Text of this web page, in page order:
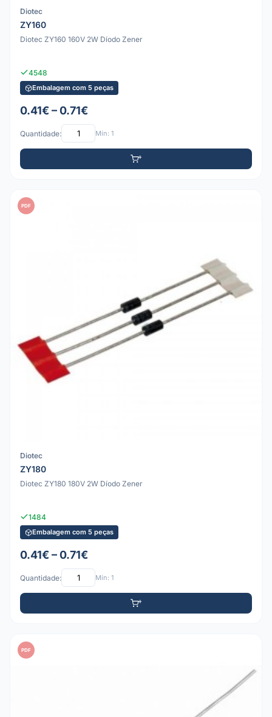
Diotec
ZY160
Diotec ZY160 160V 2W Díodo Zener
4548
Embalagem com 5 peças
0.41€ – 0.71€
Quantidade: Mín: 1
PDF
Diotec
ZY180
Diotec ZY180 180V 2W Díodo Zener
1484
Embalagem com 5 peças
0.41€ – 0.71€
Quantidade: Mín: 1
PDF